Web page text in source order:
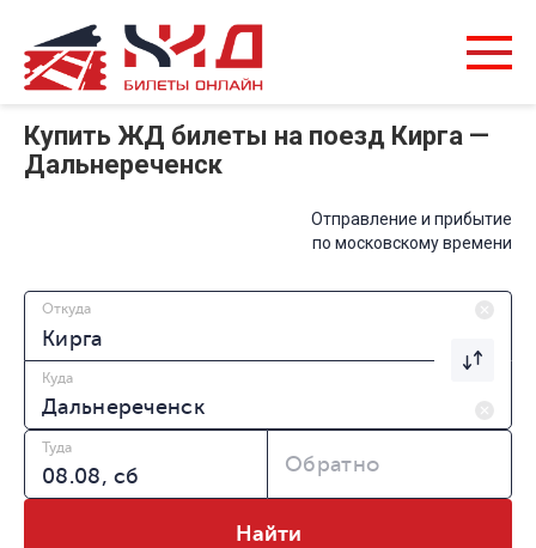
Купить ЖД билеты на поезд Кирга —
Дальнереченск
Отправление и прибытие
по московскому времени
Откуда
Куда
Туда
Обратно
Найти